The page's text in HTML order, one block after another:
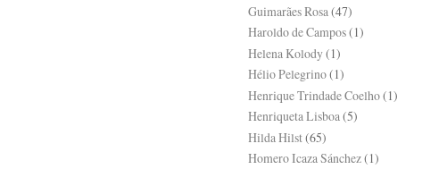
Guimarães Rosa(47)
Haroldo de Campos(1)
Helena Kolody(1)
Hélio Pelegrino(1)
Henrique Trindade Coelho(1)
Henriqueta Lisboa(5)
Hilda Hilst(65)
Homero Icaza Sánchez(1)